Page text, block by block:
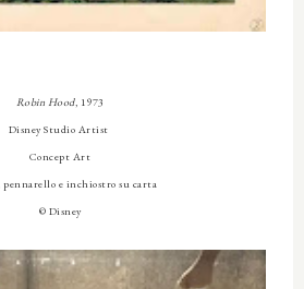
Robin Hood, 1973
Disney Studio Artist
Concept Art
pennarello e inchiostro su carta
© Disney